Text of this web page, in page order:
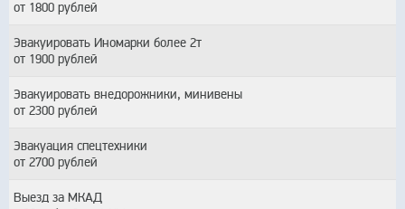
от 1800 рублей
Эвакуировать Иномарки более 2т
от 1900 рублей
Эвакуировать внедорожники, минивены
от 2300 рублей
Эвакуация спецтехники
от 2700 рублей
Выезд за МКАД